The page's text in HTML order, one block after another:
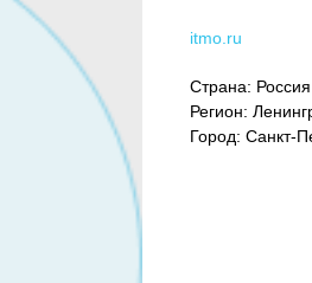
itmo.ru
Страна: Россия
Регион:
Город: Санкт-